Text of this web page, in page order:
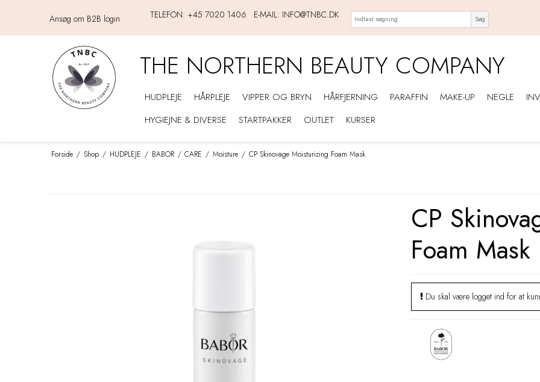
Ansøg om B2B login TELEFON: +45 7020 1406 E-MAIL: INFO@TNBC.DK Søg
THE NORTHERN BEAUTY COMPANY
HUDPLEJE HÅRPLEJE VIPPER OG BRYN HÅRFJERNING PARAFFIN MAKE-UP NEGLE
HYGIEJNE & DIVERSE
STARTPAKKER OUTLET KURSER
Forside / Shop / HUDPLEJE / BABOR / CARE / Moisture / CP Skinovage Moisturizing Foam Mask
CP
Foam Mask
Du skal være logget ind for at